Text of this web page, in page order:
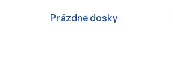
Prázdne dosky